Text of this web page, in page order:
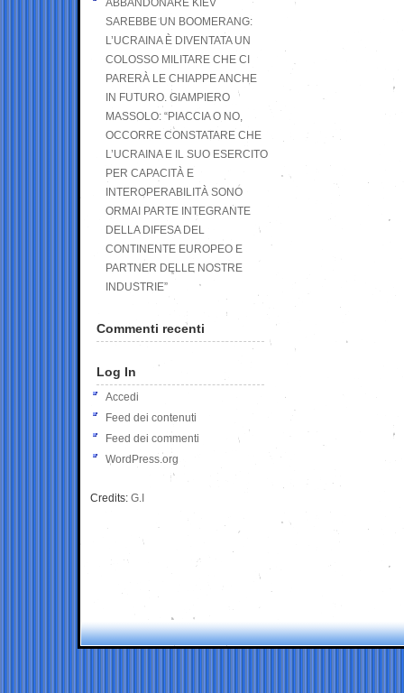
ABBANDONARE KIEV
SAREBBE UN BOOMERANG:
L’UCRAINA È DIVENTATA UN
COLOSSO MILITARE CHE CI
PARERÀ LE CHIAPPE ANCHE
IN FUTURO. GIAMPIERO
MASSOLO: “PIACCIA O NO,
OCCORRE CONSTATARE CHE
L’UCRAINA E IL SUO ESERCITO
PER CAPACITÀ E
INTEROPERABILITÀ SONO
ORMAI PARTE INTEGRANTE
DELLA DIFESA DEL
CONTINENTE EUROPEO E
PARTNER DELLE NOSTRE
INDUSTRIE”
Commenti recenti
Log In
Accedi
Feed dei contenuti
Feed dei commenti
WordPress.org
Credits: G.I